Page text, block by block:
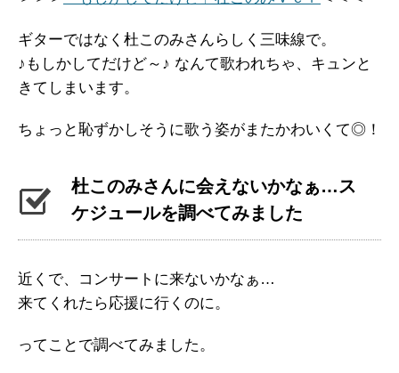
ギターではなく杜このみさんらしく三味線で。
♪もしかしてだけど～♪ なんて歌われちゃ、キュンと
きてしまいます。
ちょっと恥ずかしそうに歌う姿がまたかわいくて◎！
杜このみさんに会えないかなぁ…ス
ケジュールを調べてみました
近くで、コンサートに来ないかなぁ…
来てくれたら応援に行くのに。
ってことで調べてみました。